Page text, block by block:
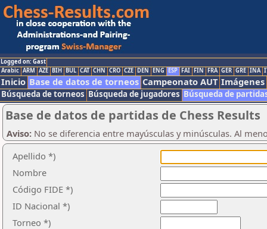
Logged on: Gast
Arabic ARM AZE BIH BUL CAT CHN CRO CZE DEN ENG ESP FAI FIN FRA GER GRE INA
Inicio Base de datos de torneos Campeonato AUT Imágenes
Búsqueda de torneos Búsqueda de jugadores Búsqueda de
Base de datos de partidas de Chess Results
Aviso: No se diferencia entre mayúsculas y minúsculas. Al
Apellido *)
Nombre
Código FIDE *)
ID Nacional *)
Torneo *)